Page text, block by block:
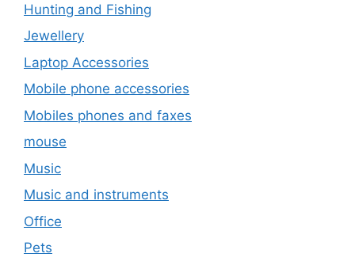
Hunting and Fishing
Jewellery
Laptop Accessories
Mobile phone accessories
Mobiles phones and faxes
mouse
Music
Music and instruments
Office
Pets